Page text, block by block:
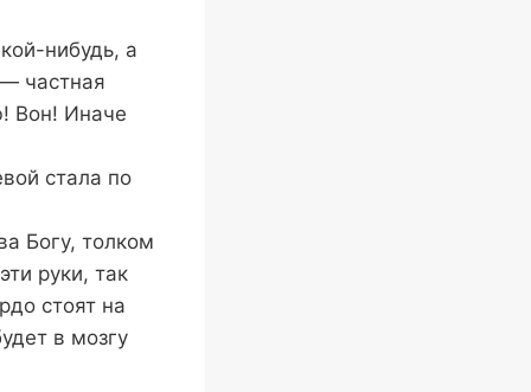
нибудь, а
частная
Вон! Иначе
стала по
Богу, толком
руки, так
стоят на
в мозгу